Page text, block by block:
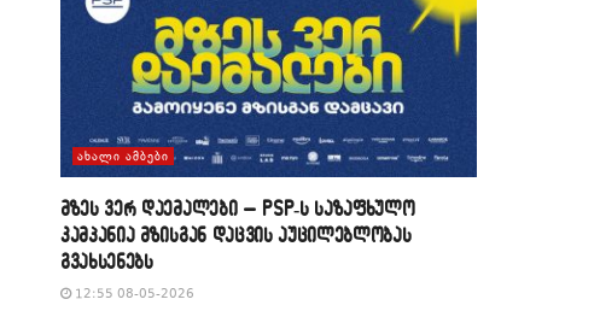
ᲐᲮᲐᲚᲘ ᲐᲛᲑᲔᲑᲘ
მზეს ვერ დაემალები – PSP-ს საზაფხულო
კამპანია მზისგან დაცვის აუცილებლობას
გვახსენებს
12:55 08-05-2026